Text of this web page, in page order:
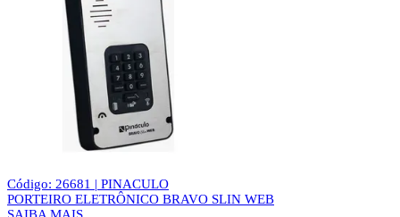
Código: 26681 | PINACULO
PORTEIRO ELETRÔNICO BRAVO SLIN WEB